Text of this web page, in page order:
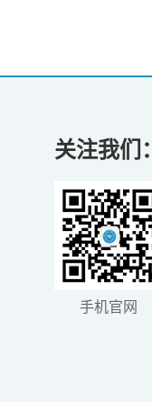
关注我们：
手机官网